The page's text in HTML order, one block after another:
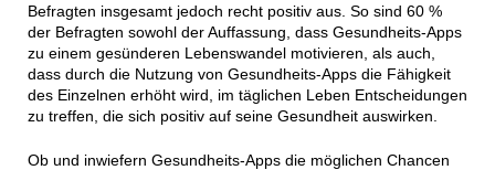
Befragten insgesamt jedoch recht positiv aus. So sind 60 %
der Befragten sowohl der Auffassung, dass Gesundheits-Apps
zu einem gesünderen Lebenswandel motivieren, als auch,
dass durch die Nutzung von Gesundheits-Apps die Fähigkeit
des Einzelnen erhöht wird, im täglichen Leben Entscheidungen
zu treffen, die sich positiv auf seine Gesundheit auswirken.
Ob und inwiefern Gesundheits-Apps die möglichen Chancen